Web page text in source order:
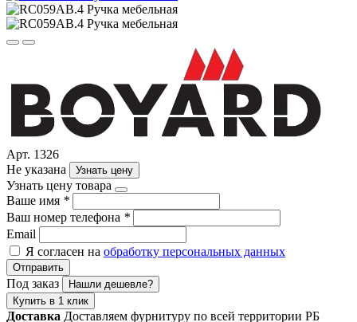
Арт. 1326
Не указана
Узнать цену
Узнать цену товара
Ваше имя *
Ваш номер телефона *
Email
Я согласен на обработку персональных данных
Отправить
Под заказ
Нашли дешевле?
Купить в 1 клик
Доставка Доставляем фурнитуру по всей территории РБ